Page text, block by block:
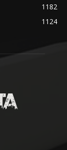
1182
1124